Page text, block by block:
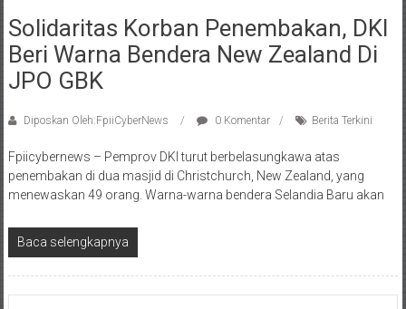
Solidaritas Korban Penembakan, DKI
Beri Warna Bendera New Zealand Di
JPO GBK
Diposkan Oleh:FpiiCyberNews 0 Komentar Berita Terkini
Fpiicybernews – Pemprov DKI turut berbelasungkawa atas
penembakan di dua masjid di Christchurch, New Zealand, yang
menewaskan 49 orang. Warna-warna bendera Selandia Baru akan
Baca selengkapnya